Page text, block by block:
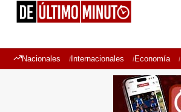
Nacionales Internacionales Economía